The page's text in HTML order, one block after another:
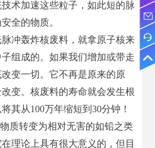
技术加速这些粒子，如此短的脉
全的物质。
冲轰炸核废料，就拿原子核来
组成的。如果我们增加或带走
变一切。它不再是原来的原
变。核废料的寿命就会发生根
其从100万年缩短到30分钟！
质转变为相对无害的如铅之类
理论上具有很大意义的，但目